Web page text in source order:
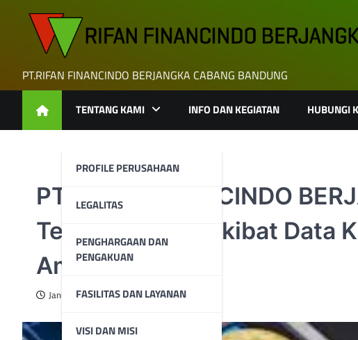
PT.RIFAN FINANCINDO BERJANGKA CABANG BANDUNG
TENTANG KAMI
PROFILE PERUSAHAAN
LEGALITAS
PENGHARGAAN DAN
PENGAKUAN
FASILITAS DAN LAYANAN
VISI DAN MISI
INFO DAN KEGIATAN HUBUNGI
PT RIFAN FINANCINDO
Tekanan Emas Akibat Data
Amerika Serikat
January 30, 2026